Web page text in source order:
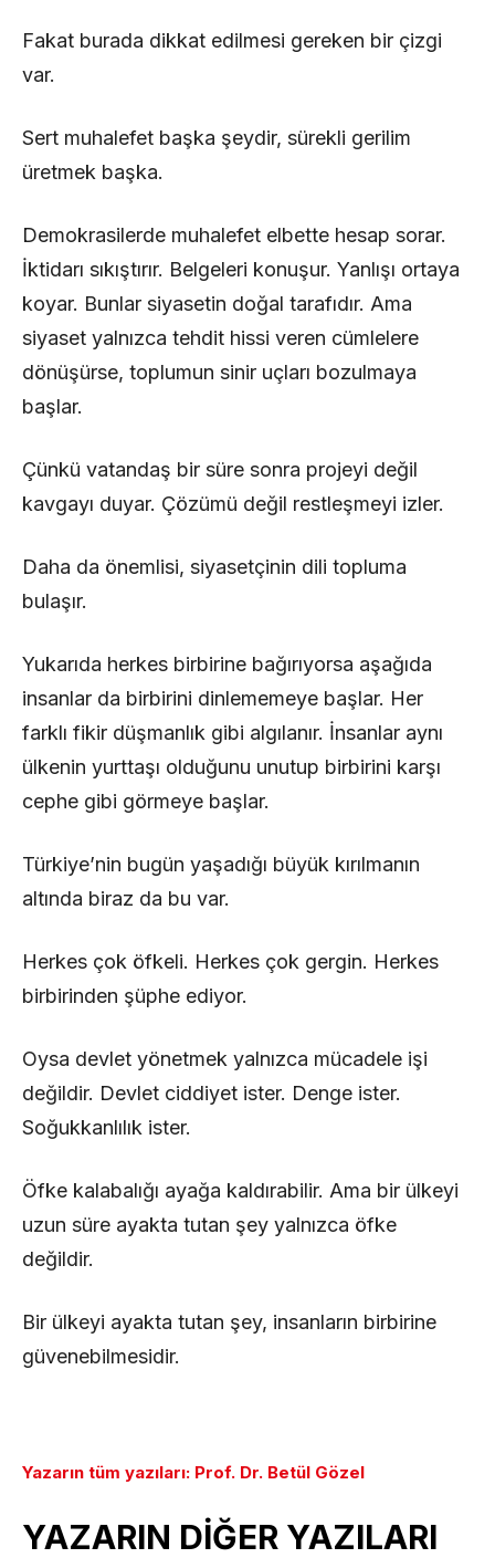
Fakat burada dikkat edilmesi gereken bir çizgi
var.
Sert muhalefet başka şeydir, sürekli gerilim
üretmek başka.
Demokrasilerde muhalefet elbette hesap sorar.
İktidarı sıkıştırır. Belgeleri konuşur. Yanlışı ortaya
koyar. Bunlar siyasetin doğal tarafıdır. Ama
siyaset yalnızca tehdit hissi veren cümlelere
dönüşürse, toplumun sinir uçları bozulmaya
başlar.
Çünkü vatandaş bir süre sonra projeyi değil
kavgayı duyar. Çözümü değil restleşmeyi izler.
Daha da önemlisi, siyasetçinin dili topluma
bulaşır.
Yukarıda herkes birbirine bağırıyorsa aşağıda
insanlar da birbirini dinlememeye başlar. Her
farklı fikir düşmanlık gibi algılanır. İnsanlar aynı
ülkenin yurttaşı olduğunu unutup birbirini karşı
cephe gibi görmeye başlar.
Türkiye’nin bugün yaşadığı büyük kırılmanın
altında biraz da bu var.
Herkes çok öfkeli. Herkes çok gergin. Herkes
birbirinden şüphe ediyor.
Oysa devlet yönetmek yalnızca mücadele işi
değildir. Devlet ciddiyet ister. Denge ister.
Soğukkanlılık ister.
Öfke kalabalığı ayağa kaldırabilir. Ama bir ülkeyi
uzun süre ayakta tutan şey yalnızca öfke
değildir.
Bir ülkeyi ayakta tutan şey, insanların birbirine
güvenebilmesidir.
Yazarın tüm yazıları: Prof. Dr. Betül Gözel
YAZARIN DİĞER YAZILARI